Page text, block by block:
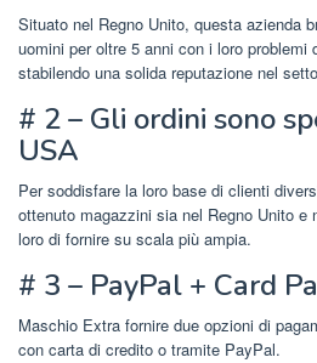
Situato nel Regno Unito, questa azienda
uomini per oltre 5 anni con i loro problemi
stabilendo una solida reputazione nel
# 2 – Gli ordini sono
USA
Per soddisfare la loro base di clienti
ottenuto magazzini sia nel Regno Unito e
loro di fornire su scala più ampia.
# 3 – PayPal + Card
Maschio Extra fornire due opzioni di
con carta di credito o tramite PayPal.